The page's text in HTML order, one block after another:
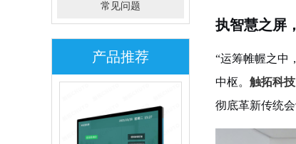
常见问题
产品推荐
执智慧之屏
“运筹帷幄之中
中枢。 触拓科技
彻底革新传统会